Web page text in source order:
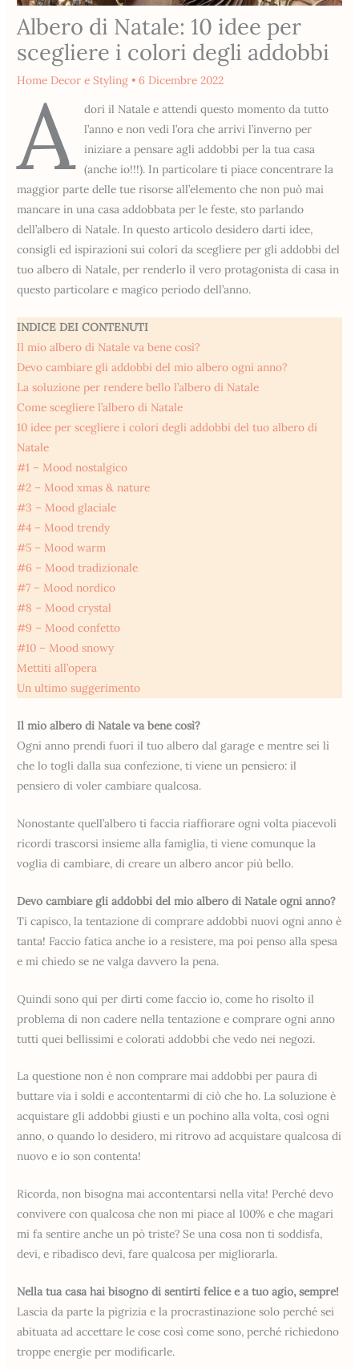
Albero di Natale: 10 idee per
scegliere i colori degli addobbi
Home Decor e Styling •6 Dicembre 2022
A
dori il Natale e attendi questo momento da tutto
l’anno e non vedi l’ora che arrivi l’inverno per
iniziare a pensare agli addobbi per la tua casa
(anche io!!!). In particolare ti piace concentrare la
maggior parte delle tue risorse all’elemento che non può mai
mancare in una casa addobbata per le feste, sto parlando
dell’albero di Natale. In questo articolo desidero darti idee,
consigli ed ispirazioni sui colori da scegliere per gli addobbi del
tuo albero di Natale, per renderlo il vero protagonista di casa in
questo particolare e magico periodo dell’anno.
INDICE DEI CONTENUTI
Il mio albero di Natale va bene così?
Devo cambiare gli addobbi del mio albero ogni anno?
La soluzione per rendere bello l’albero di Natale
Come scegliere l’albero di Natale
10 idee per scegliere i colori degli addobbi del tuo albero di
Natale
#1 – Mood nostalgico
#2 – Mood xmas & nature
#3 – Mood glaciale
#4 – Mood trendy
#5 – Mood warm
#6 – Mood tradizionale
#7 – Mood nordico
#8 – Mood crystal
#9 – Mood confetto
#10 – Mood snowy
Mettiti all’opera
Un ultimo suggerimento
Il mio albero di Natale va bene così?
Ogni anno prendi fuori il tuo albero dal garage e mentre sei lì
che lo togli dalla sua confezione, ti viene un pensiero: il
pensiero di voler cambiare qualcosa.
Nonostante quell’albero ti faccia riaffiorare ogni volta piacevoli
ricordi trascorsi insieme alla famiglia, ti viene comunque la
voglia di cambiare, di creare un albero ancor più bello.
Devo cambiare gli addobbi del mio albero di Natale ogni anno?
Ti capisco, la tentazione di comprare addobbi nuovi ogni anno è
tanta! Faccio fatica anche io a resistere, ma poi penso alla spesa
e mi chiedo se ne valga davvero la pena.
Quindi sono qui per dirti come faccio io, come ho risolto il
problema di non cadere nella tentazione e comprare ogni anno
tutti quei bellissimi e colorati addobbi che vedo nei negozi.
La questione non è non comprare mai addobbi per paura di
buttare via i soldi e accontentarmi di ciò che ho. La soluzione è
acquistare gli addobbi giusti e un pochino alla volta, così ogni
anno, o quando lo desidero, mi ritrovo ad acquistare qualcosa di
nuovo e io son contenta!
Ricorda, non bisogna mai accontentarsi nella vita! Perché devo
convivere con qualcosa che non mi piace al 100% e che magari
mi fa sentire anche un pò triste? Se una cosa non ti soddisfa,
devi, e ribadisco devi, fare qualcosa per migliorarla.
Nella tua casa hai bisogno di sentirti felice e a tuo agio, sempre!
Lascia da parte la pigrizia e la procrastinazione solo perché sei
abituata ad accettare le cose così come sono, perché richiedono
troppe energie per modificarle.